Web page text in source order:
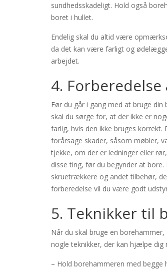
sundhedsskadeligt. Hold også
boret i hullet.
Endelig skal du altid være
da det kan være farligt og
arbejdet.
4.
Før du går i gang med at bruge
skal du sørge for, at der ikke er
farlig, hvis den ikke bruges
forårsage skader, såsom møbler,
tjekke, om der er ledninger eller
disse ting, før du begynder at
skruetrækkere og andet tilbehør,
forberedelse vil du være godt
5. Teknikker til
Når du skal bruge en
nogle teknikker, der kan hjælpe dig
– Hold borehammeren med